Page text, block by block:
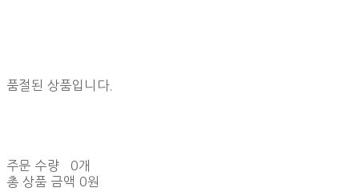
품절된 상품입니다.
주문 수량
0개
총 상품 금액 0원